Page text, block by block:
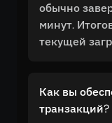
обычно
минут.
текущей
Как вы
транзакций?